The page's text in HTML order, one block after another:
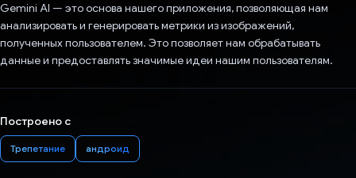
Gemini AI — это основа нашего приложения, позволяющая нам
анализировать и генерировать метрики из изображений,
полученных пользователем. Это позволяет нам обрабатывать
данные и предоставлять значимые идеи нашим пользователям.
Построено с
Трепетание андроид